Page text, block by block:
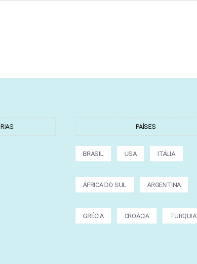
PAÍSES
BRASIL USA ITÁLIA
ÁFRICA DO SUL ARGENTINA
GRÉCIA CROÁCIA TURQUIA